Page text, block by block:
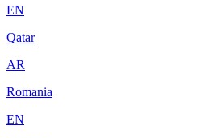
EN
Qatar
AR
Romania
EN